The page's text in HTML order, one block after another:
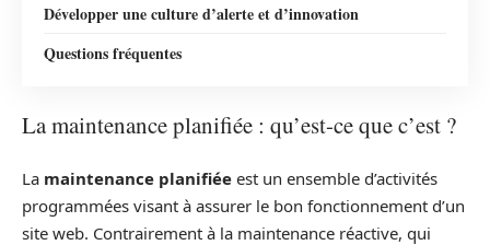
Développer une culture d’alerte et d’innovation
Questions fréquentes
La maintenance planifiée : qu’est-ce que c’est ?
La maintenance planifiée est un ensemble d’activités
programmées visant à assurer le bon fonctionnement d’un
site web. Contrairement à la maintenance réactive, qui